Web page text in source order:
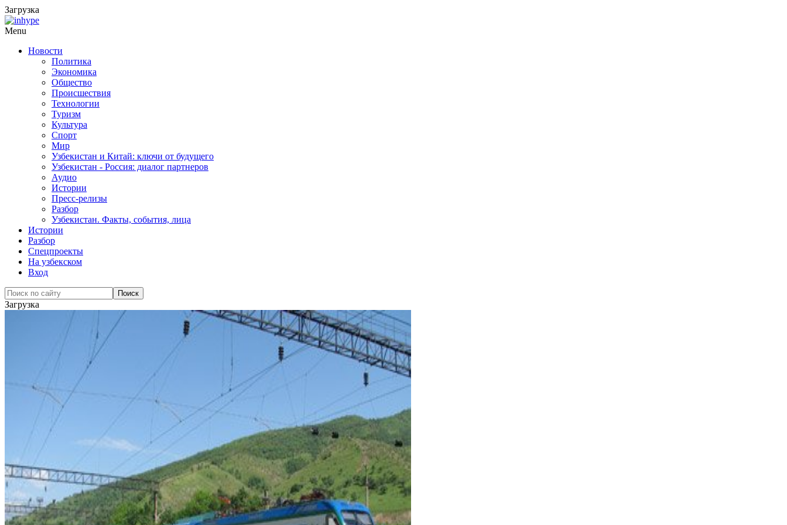
Загрузка
Menu
Новости
Политика
Экономика
Общество
Происшествия
Технологии
Туризм
Культура
Спорт
Мир
Узбекистан и Китай: ключи от будущего
Узбекистан - Россия: диалог партнеров
Аудио
Истории
Пресс-релизы
Разбор
Узбекистан. Факты, события, лица
Истории
Разбор
Спецпроекты
На узбекском
Вход
Загрузка